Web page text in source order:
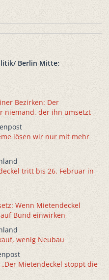
Berlin Mitte:
Bezirken: Der
niemand, der ihn umsetzt
lösen wir nur mit mehr
tritt bis 26. Februar in
Wenn Mietendeckel
Bund einwirken
wenig Neubau
Mietendeckel stoppt die